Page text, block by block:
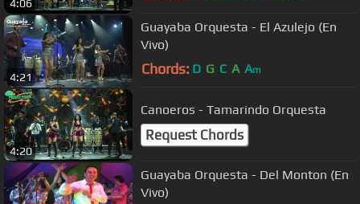
4:06
4:21
Guayaba Orquesta - El Azulejo (En
Vivo)
Chords: D G C A Am
4:20
Canoeros - Tamarindo Orquesta
Request Chords
Guayaba Orquesta - Del Monton (En
Vivo)